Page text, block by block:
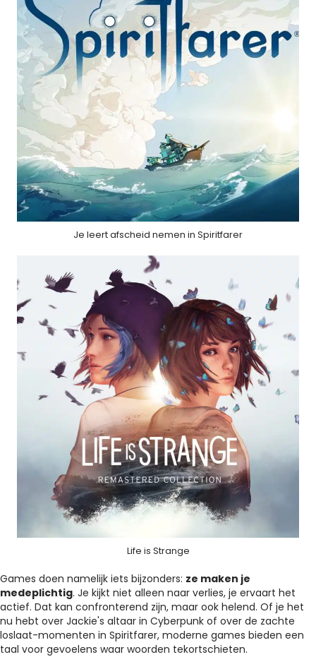
Je leert afscheid nemen in Spiritfarer
Life is Strange
Games doen namelijk iets bijzonders: ze maken je
medeplichtig. Je kijkt niet alleen naar verlies, je ervaart het
actief. Dat kan confronterend zijn, maar ook helend. Of je het
nu hebt over Jackie's altaar in Cyberpunk of over de zachte
loslaat-momenten in Spiritfarer, moderne games bieden een
taal voor gevoelens waar woorden tekortschieten.